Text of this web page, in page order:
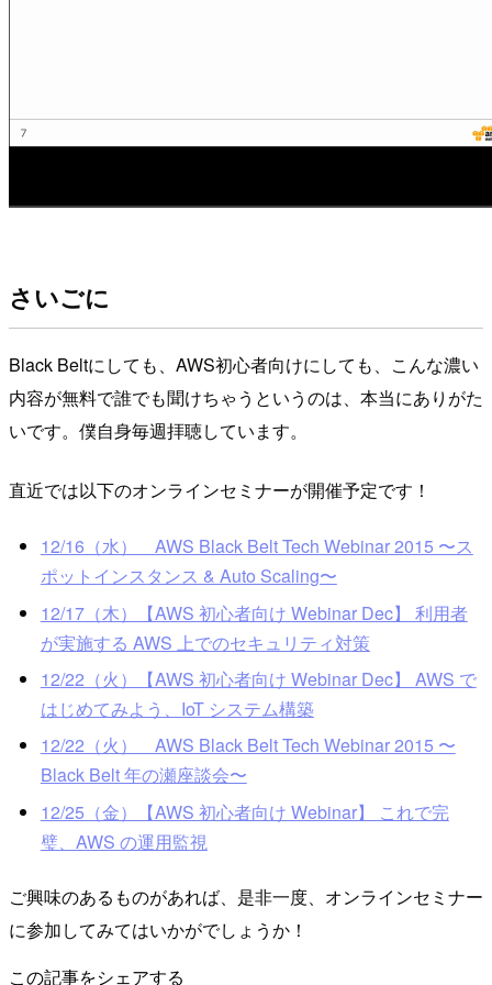
さいごに
Black Beltにしても、AWS初心者向けにしても、こんな濃い
内容が無料で誰でも聞けちゃうというのは、本当にありがた
いです。僕自身毎週拝聴しています。
直近では以下のオンラインセミナーが開催予定です！
12/16（水） AWS Black Belt Tech Webinar 2015 〜ス
ポットインスタンス & Auto Scaling〜
12/17（木）【AWS 初心者向け Webinar Dec】 利用者
が実施する AWS 上でのセキュリティ対策
12/22（火）【AWS 初心者向け Webinar Dec】 AWS で
はじめてみよう、IoT システム構築
12/22（火） AWS Black Belt Tech Webinar 2015 〜
Black Belt 年の瀬座談会〜
12/25（金）【AWS 初心者向け Webinar】 これで完
璧、AWS の運用監視
ご興味のあるものがあれば、是非一度、オンラインセミナー
に参加してみてはいかがでしょうか！
この記事をシェアする